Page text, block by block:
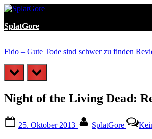
Skip
content
SplatGore
Fido – Gute Tode sind schwer zu finden
prev next
Night of the Living Dead:
on
25. Oktober 2013 SplatGore